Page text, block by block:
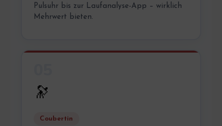
Pulsuhr bis zur Laufanalyse-App – wirklich
Mehrwert bieten.
🔭
Coubertin